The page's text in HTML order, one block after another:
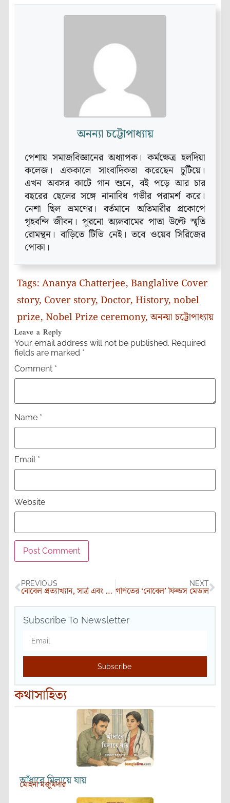
অনন্যা চট্টোপাধ্যায়
পেশায় সমাজবিজ্ঞানের অধ্যাপক। কর্মক্ষেত্র হলদিয়া
কলেজ। এককালে সাংবাদিকতা করেছেন চুটিয়ে।
এখন অবসর কাটে গান শুনে, বই পড়ে আর চার
বছরের ছেলের সঙ্গে নানাবিধ গভীর পরামর্শ করে।
নেশা ছিল ভ্রমণের। বর্তমানে অতিমারীর প্রকোপে
গৃহবন্দি জীবন। পুরনো অ্যলবামের পাতা উল্টে স্মৃতি
রোমন্থন। বাড়িতে টিভি নেই। তবে ওয়েব সিরিজের
পোকা।
Tags: Ananya Chatterjee, Banglalive Cover
story, Cover story, Doctor, History, nobel
prize, Nobel Prize ceremony,অনন্য়া চট্টোপাধ্যায়
Leave a Reply
Your email address will not be published. Required
fields are marked *
Comment *
Name *
Email *
Website
PREVIOUS
নোবেল প্রত্যাখ্যান, সার্ত্র এবং আনুগত্য
NEXT
গণিতের ‘নোবেল’ ফিল্ডস মেডাল
Subscribe To Newsletter
Subscribe
কথাসাহিত্য
আঁধারে মিলায়ে যায়
মোহনা মজুমদার